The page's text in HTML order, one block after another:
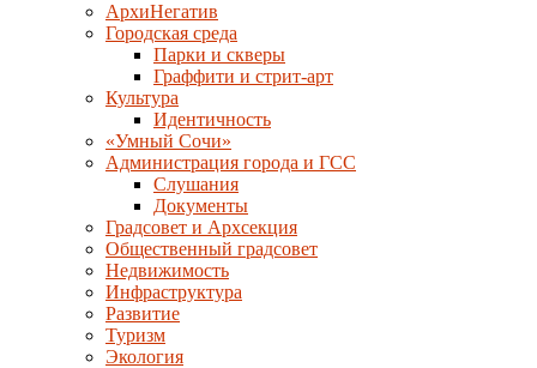
АрхиНегатив
Городская среда
Парки и скверы
Граффити и стрит-арт
Культура
Идентичность
«Умный Сочи»
Администрация города и ГСС
Слушания
Документы
Градсовет и Архсекция
Общественный градсовет
Недвижимость
Инфраструктура
Развитие
Туризм
Экология